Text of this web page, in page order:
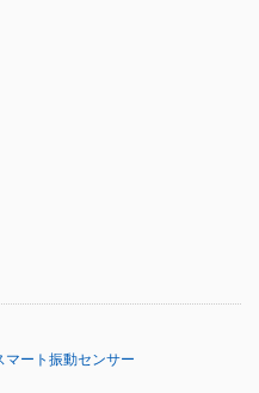
マート振動センサー